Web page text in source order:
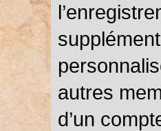
autres
d’un